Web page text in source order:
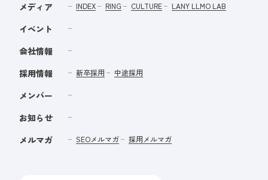
メディア
INDEX RING CULTURE LANY LLMO LAB
イベント
会社情報
採用情報
新卒採用 中途採用
メンバー
お知らせ
メルマガ
SEOメルマガ 採用メルマガ